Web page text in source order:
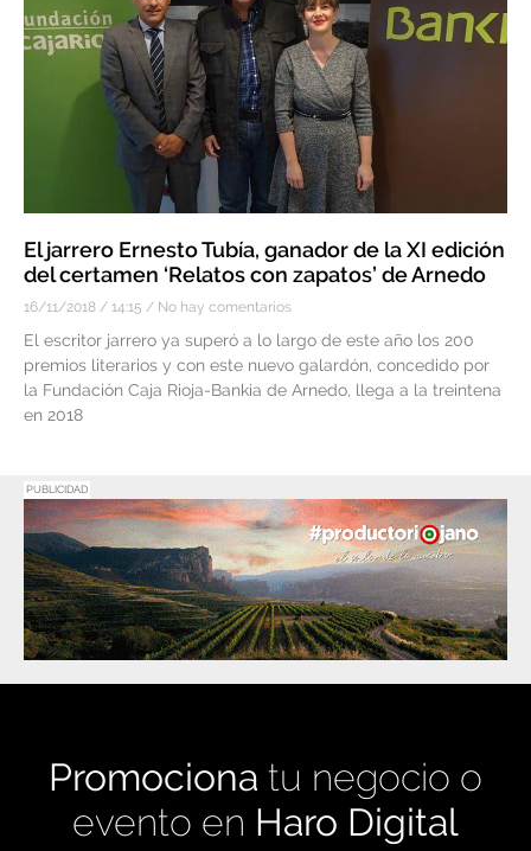
El jarrero Ernesto Tubía, ganador de la XI edición
del certamen ‘Relatos con zapatos’ de Arnedo
16/11/2018 14:15 No hay comentarios
El escritor jarrero ya superó a lo largo de este año los 200
premios literarios y con este nuevo galardón, concedido por
la Fundación Caja Rioja-Bankia de Arnedo, llega a la treintena
en 2018
PUBLICIDAD
Promociona tu negocio o
evento en Haro Digital